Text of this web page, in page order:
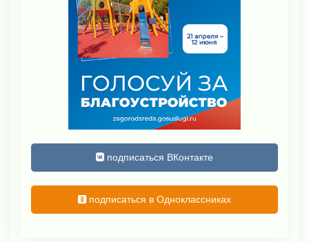
подписаться ВКонтакте
подписаться в Одноклассниках